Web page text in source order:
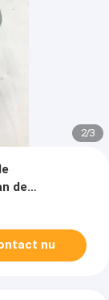
2/3
de
nu